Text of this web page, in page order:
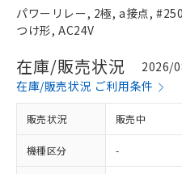
パワーリレー, 2極, a接点,
つけ形, AC24V
在庫/販売状況
2026/
在庫/販売状況 ご利用条件
販売状況 販売中
機種区分 -